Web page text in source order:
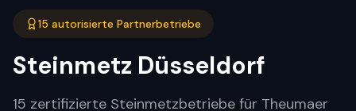
15 autorisierte Partnerbetriebe
Steinmetz Düsseldorf
15 zertifizierte Steinmetzbetriebe für Theumaer